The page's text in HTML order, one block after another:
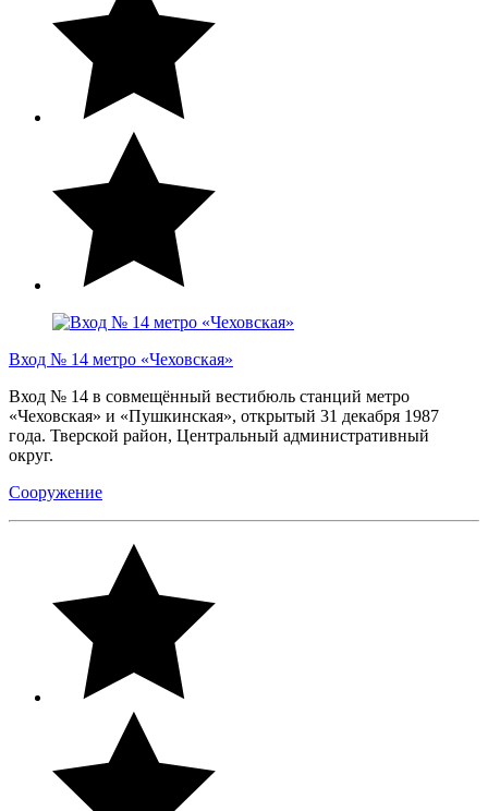
Вход № 14 метро «Чеховская»
Вход № 14 в совмещённый вестибюль станций метро
«Чеховская» и «Пушкинская», открытый 31 декабря 1987
года. Тверской район, Центральный административный
округ.
Сооружение